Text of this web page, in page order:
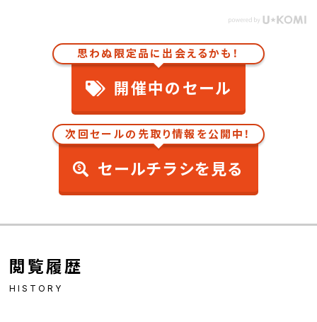
思わぬ限定品に出会えるかも！
開催中のセール
次回セールの先取り情報を公開中！
セールチラシを見る
閲覧履歴
HISTORY